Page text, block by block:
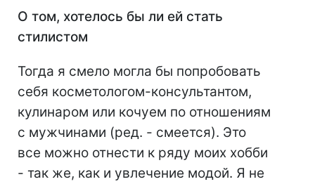
О том, хотелось бы ли ей стать
стилистом
Тогда я смело могла бы попробовать
себя косметологом-консультантом,
кулинаром или кочуем по отношениям
с мужчинами (ред. - смеется). Это
все можно отнести к ряду моих хобби
- так же, как и увлечение модой. Я не